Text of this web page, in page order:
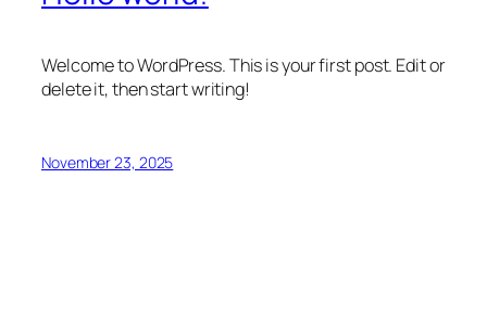
Welcome to WordPress. This is your first post. Edit or
delete it, then start writing!
November 23, 2025